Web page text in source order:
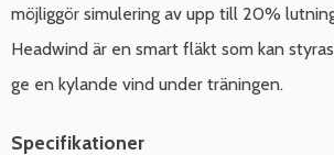
möjliggör simulering av upp till 20%
Headwind är en smart fläkt som kan
ge en kylande vind under träningen.
Specifikationer